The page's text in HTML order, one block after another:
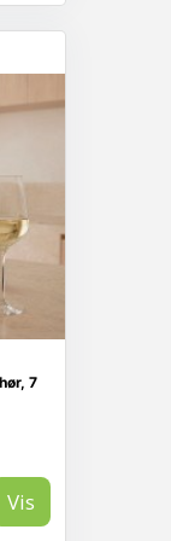
7
Vis